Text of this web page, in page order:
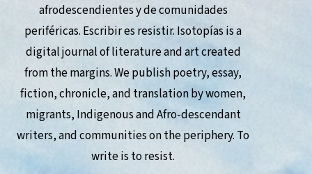
afrodescendientes y de comunidades
periféricas. Escribir es resistir. Isotopías is a
digital journal of literature and art created
from the margins. We publish poetry, essay,
fiction, chronicle, and translation by women,
migrants, Indigenous and Afro-descendant
writers, and communities on the periphery. To
write is to resist.